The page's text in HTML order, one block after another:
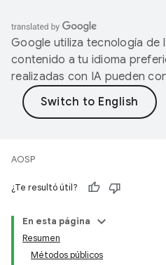
Google utiliza tecnología de
contenido a tu idioma
realizadas con IA pueden
AOSP
¿Te resultó útil?
En esta página
Resumen
Métodos públicos